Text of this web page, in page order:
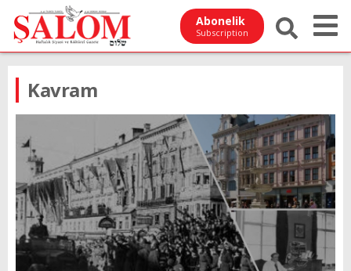
Abonelik
Subscription
Kavram